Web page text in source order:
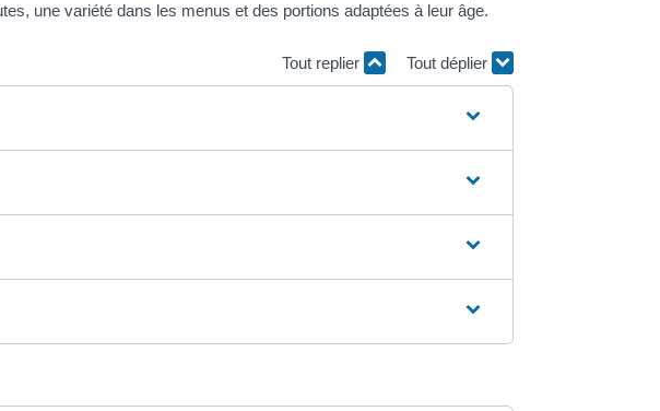
une variété dans les menus et des portions adaptées à leur âge.
Tout replier Tout déplier